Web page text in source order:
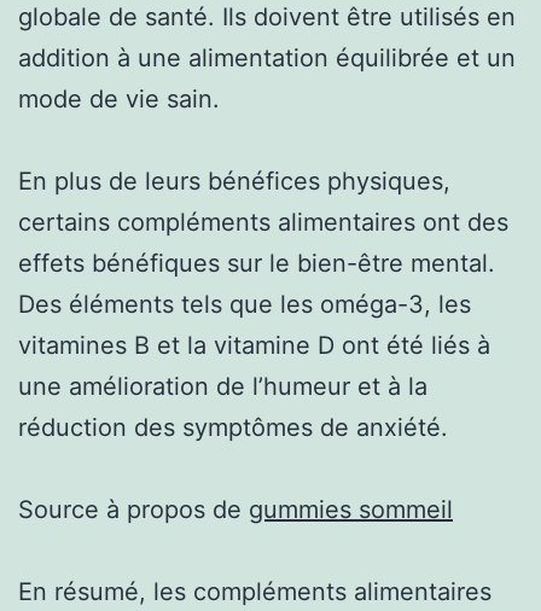
globale de santé. Ils doivent être utilisés en
addition à une alimentation équilibrée et un
mode de vie sain.
En plus de leurs bénéfices physiques,
certains compléments alimentaires ont des
effets bénéfiques sur le bien-être mental.
Des éléments tels que les oméga-3, les
vitamines B et la vitamine D ont été liés à
une amélioration de l’humeur et à la
réduction des symptômes de anxiété.
Source à propos de gummies sommeil
En résumé, les compléments alimentaires